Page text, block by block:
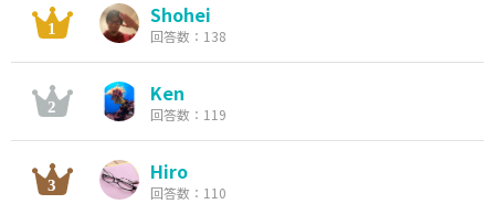
Shohei
回答数：138
Ken
回答数：119
Hiro
回答数：110